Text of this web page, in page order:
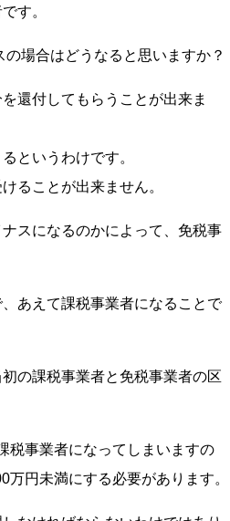
す。
場合はどうなると思いますか？
還付してもらうことが出来ま
というわけです。
ることが出来ません。
スになるのかによって、免税事
あえて課税事業者になることで
の課税事業者と免税事業者の区
税事業者になってしまいますの
円未満にする必要があります。